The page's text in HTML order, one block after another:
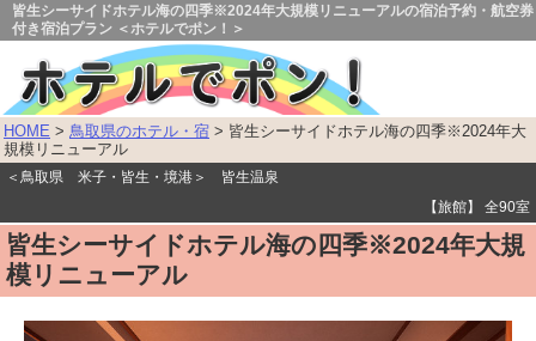
皆生シーサイドホテル海の四季※2024年大規模リニューアルの宿泊予約・航空券
付き宿泊プラン ＜ホテルでポン！＞
HOME > 鳥取県のホテル・宿 > 皆生シーサイドホテル海の四季※2024年大
規模リニューアル
＜鳥取県 米子・皆生・境港＞ 皆生温泉
【旅館】 全90室
皆生シーサイドホテル海の四季※2024年大規
模リニューアル